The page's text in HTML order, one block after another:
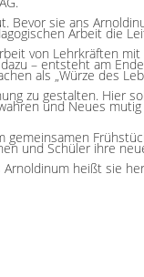
sie ans
Arbeit die
von Lehrkräften
– entsteht am
als „Würze des
zu gestalten. Hier
und Neues
und Schüler ihre
heißt sie